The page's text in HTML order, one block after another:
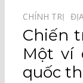
CHÍNH TRỊ⠀
Chiến
Một ví
quốc